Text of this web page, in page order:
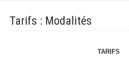
Tarifs : Modalités
TARIFS